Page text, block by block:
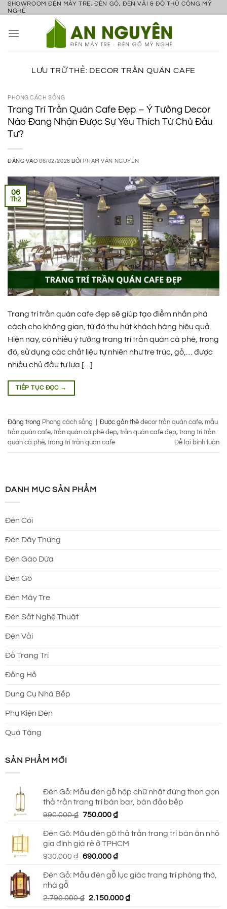
Bỏ
nội
SHOWROOM ĐÈN MÂY TRE, ĐÈN GỖ, ĐÈN VẢI & ĐỒ THỦ CÔNG MỸ
NGHỆ
LƯU TRỮ THẺ: DECOR TRẦN QUÁN CAFE
PHONG CÁCH SỐNG
Trang Trí Trần Quán Cafe Đẹp – Ý Tưởng Decor
Nào Đang Nhận Được Sự Yêu Thích Từ Chủ Đầu
Tư?
ĐĂNG VÀO06/02/2026 BỞI PHẠM VĂN NGUYÊN
06
Th2
Trang trí trần quán cafe đẹp sẽ giúp tạo điểm nhấn phá
cách cho không gian, từ đó thu hút khách hàng hiệu quả.
Hiện nay, có nhiều ý tưởng trang trí trần quán cà phê, trong
đó, sử dụng các chất liệu tự nhiên như tre trúc, gỗ,… được
nhiều chủ đầu tư lựa […]
TIẾP TỤC ĐỌC →
Đăng trong Phong cách sống Được gắn thẻ decor trần quán cafe, mẫu
trần quán cafe, trần quán cà phê đẹp, trần quán cafe đẹp, trang trí trần
quán cà phê, trang trí trần quán cafe Để lại bình luận
DANH MỤC SẢN PHẨM
Đèn Cói
Đèn Dây Thừng
Đèn Gáo Dừa
Đèn Gỗ
Đèn Mây Tre
Đèn Sắt Nghệ Thuật
Đèn Vải
Đồ Trang Trí
Đồng Hồ
Dung Cụ Nhà Bếp
Phụ Kiện Đèn
Quà Tặng
SẢN PHẨM MỚI
Đèn Gỗ: Mẫu đèn gỗ hộp chữ nhật đứng thon gọn
thả trần trang trí bàn bar, bàn đảo bếp
990.000₫ Giá
là:
990.000 ₫.
750.000₫Giá
tại
là:
750.000 ₫.
Đèn Gỗ: Mẫu đèn gỗ thả trần trang trí bàn ăn nhỏ
gia đình giá rẻ ở TPHCM
930.000₫ Giá
là:
690.000₫Giá
tại
690.000 ₫.
Đèn Gỗ: Mẫu đèn gỗ lục giác trang trí phòng thờ,
nhà gỗ
2.790.000₫ Giá
2.150.000₫Giá